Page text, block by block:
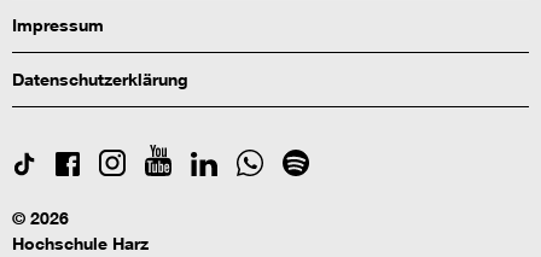
Impressum
Datenschutzerklärung
© 2026
Hochschule Harz